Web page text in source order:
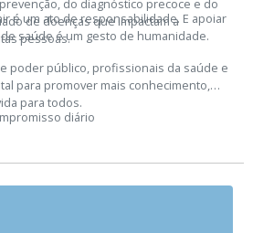
do diagnóstico precoce e do
de doenças que impactam a
pessoas.
é um ato de responsabilidade. E apoiar
saúde é um gesto de humanidade.
poder público, profissionais da saúde e
para promover mais conhecimento,
para todos.
diário